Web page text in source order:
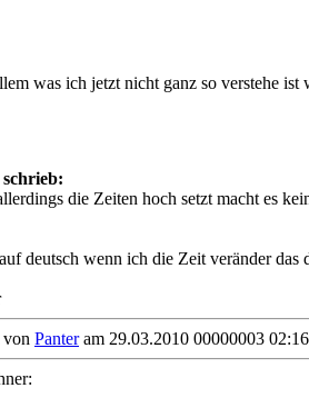
was ich jetzt nicht ganz so verstehe ist
die Zeiten hoch setzt macht es
deutsch wenn ich die Zeit veränder
von Panteram 29.03.2010 00000003 02:16